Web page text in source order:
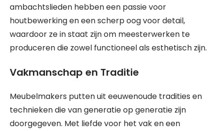
ambachtslieden hebben een passie voor
houtbewerking en een scherp oog voor detail,
waardoor ze in staat zijn om meesterwerken te
produceren die zowel functioneel als esthetisch zijn.
Vakmanschap en Traditie
Meubelmakers putten uit eeuwenoude tradities en
technieken die van generatie op generatie zijn
doorgegeven. Met liefde voor het vak en een